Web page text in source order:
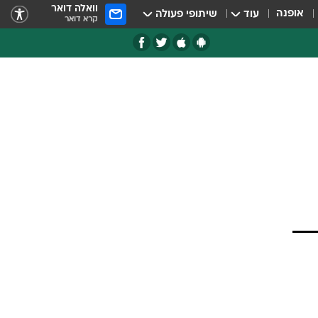
אופנה עוד שיתופי פעולה וואלה דואר
קרא דואר